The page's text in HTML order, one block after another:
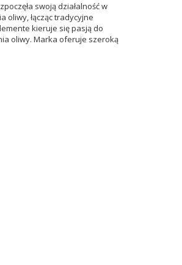
swoją działalność w
oliwy, łącząc tradycyjne
kieruje się pasją do
oliwy. Marka oferuje szeroką